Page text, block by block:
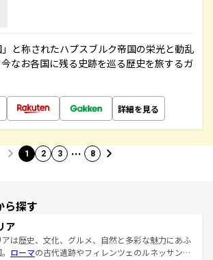
」と称されたハプスブルク帝国の栄光と動乱
なお各国に残る史跡を巡る歴史を旅するガ
詳細を見る
1 2 3 … 8
ら探す
ア
アは歴史、文化、グルメ、自然と多彩な魅力にあふ
ローマの古代遺跡やフィレンツェのルネッサンス